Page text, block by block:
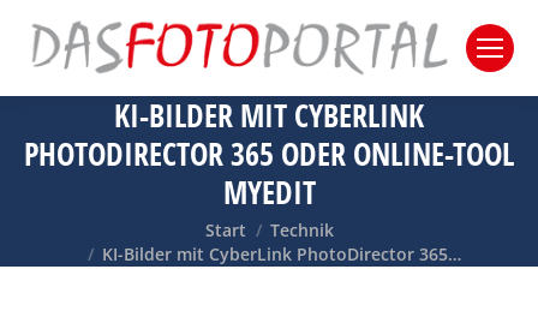
KI-BILDER MIT CYBERLINK
PHOTODIRECTOR 365 ODER ONLINE-TOOL
MYEDIT
Sie befinden sich hier:
Start
Technik
KI-Bilder mit CyberLink PhotoDirector 365…